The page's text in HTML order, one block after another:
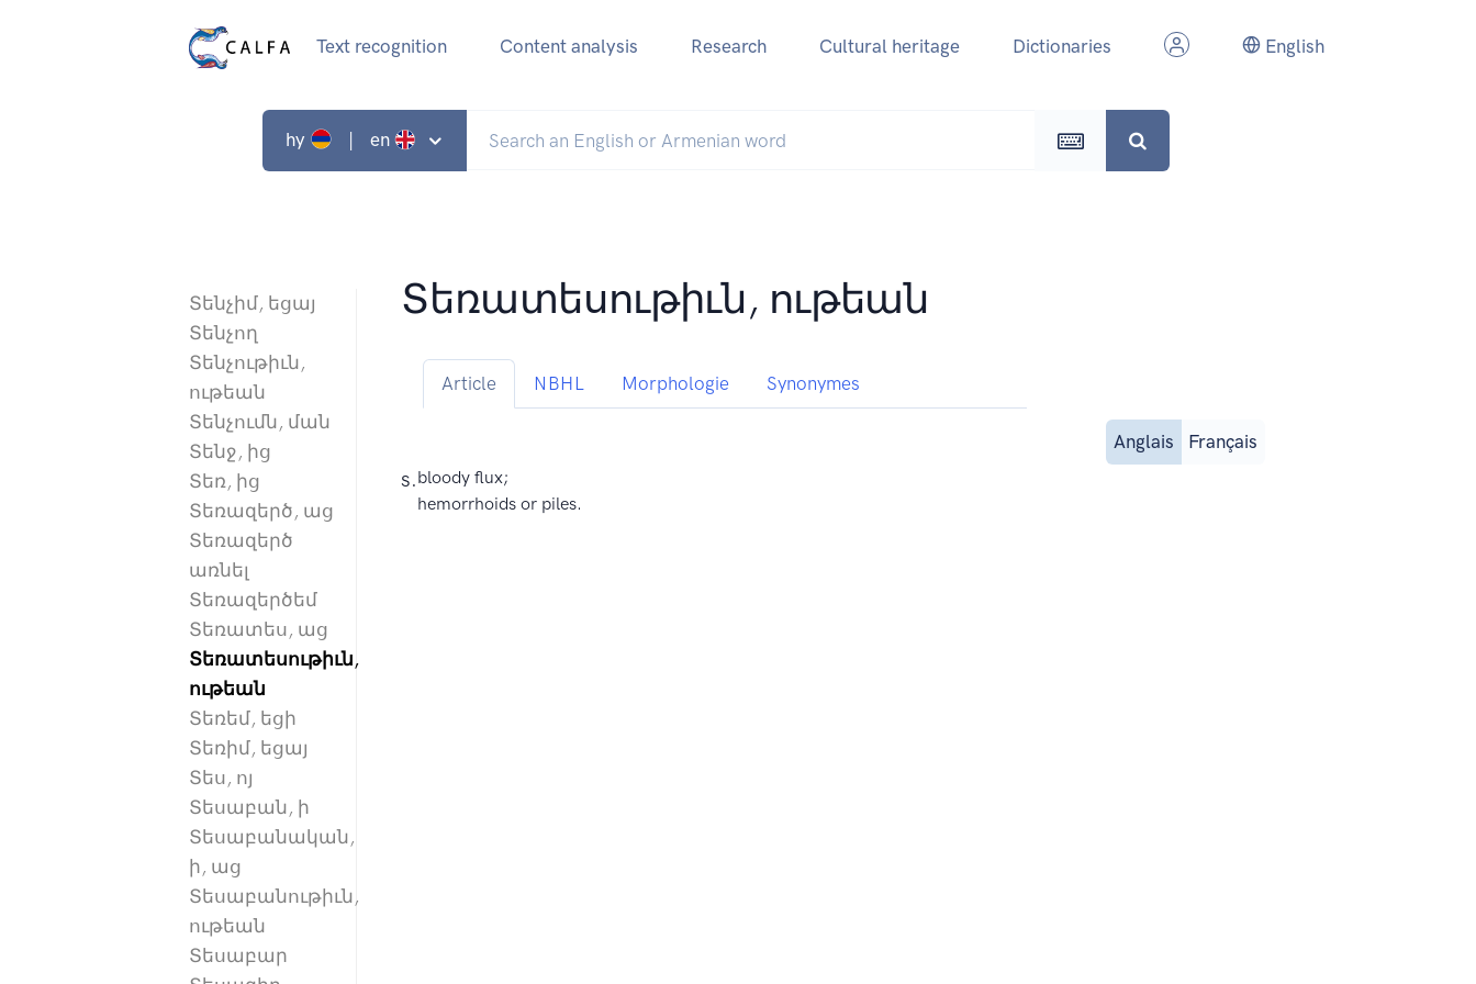
Text recognition Content analysis Research Cultural heritage Dictionaries English
hy | en
Տենչիմ, եցայ
Տենչող
Տենչութիւն,
ութեան
Տենչումն, ման
Տենջ, ից
Տեռ, ից
Տեռազերծ, աց
Տեռազերծ
առնել
Տեռազերծեմ
Տեռատես, աց
Տեռատեսութիւն,
ութեան
Տեռեմ, եցի
Տեռիմ, եցայ
Տես, ոյ
Տեսաբան, ի
Տեսաբանական,
ի, աց
Տեսաբանութիւն,
ութեան
Տեսաբար
Տեռատեսութիւն, ութեան
Article NBHL Morphologie Synonymes
Anglais Français
s.bloody flux;
hemorrhoids or piles.